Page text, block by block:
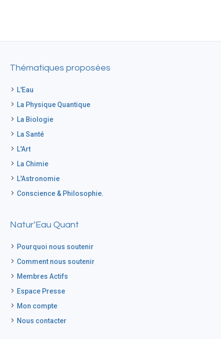
Thématiques proposées
L'Eau
La Physique Quantique
La Biologie
La Santé
L'Art
La Chimie
L'Astronomie
Conscience & Philosophie.
Natur’Eau Quant
Pourquoi nous soutenir
Comment nous soutenir
Membres Actifs
Espace Presse
Mon compte
Nous contacter